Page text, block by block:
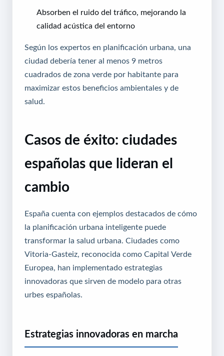
Absorben el ruido del tráfico, mejorando la
calidad acústica del entorno
Según los expertos en planificación urbana, una
ciudad debería tener al menos 9 metros
cuadrados de zona verde por habitante para
maximizar estos beneficios ambientales y de
salud.
Casos de éxito: ciudades
españolas que lideran el
cambio
España cuenta con ejemplos destacados de cómo
la planificación urbana inteligente puede
transformar la salud urbana. Ciudades como
Vitoria-Gasteiz, reconocida como Capital Verde
Europea, han implementado estrategias
innovadoras que sirven de modelo para otras
urbes españolas.
Estrategias innovadoras en marcha